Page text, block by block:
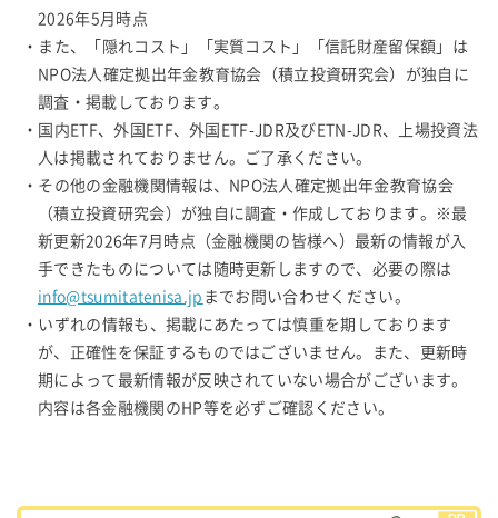
2026年5月時点
・また、「隠れコスト」「実質コスト」「信託財産留保額」は
NPO法人確定拠出年金教育協会（積立投資研究会）が独自に
調査・掲載しております。
・国内ETF、外国ETF、外国ETF-JDR及びETN-JDR、上場投資法
人は掲載されておりません。ご了承ください。
・その他の金融機関情報は、NPO法人確定拠出年金教育協会
（積立投資研究会）が独自に調査・作成しております。※最
新更新2026年7月時点（金融機関の皆様へ）最新の情報が入
手できたものについては随時更新しますので、必要の際は
info@tsumitatenisa.jp までお問い合わせください。
・いずれの情報も、掲載にあたっては慎重を期しております
が、正確性を保証するものではございません。また、更新時
期によって最新情報が反映されていない場合がございます。
内容は各金融機関のHP等を必ずご確認ください。